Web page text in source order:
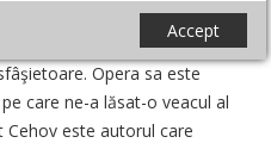
Accept
din Cehov plonjăm într-o
Opera sa este
care ne-a lăsat-o veacul al
Cehov este autorul care